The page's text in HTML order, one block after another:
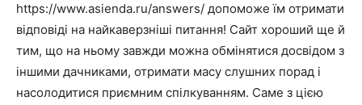
https://www.asienda.ru/answers/ допоможе їм отримати
відповіді на найкаверзніші питання! Сайт хороший ще й
тим, що на ньому завжди можна обмінятися досвідом з
іншими дачниками, отримати масу слушних порад і
насолодитися приємним спілкуванням. Саме з цією